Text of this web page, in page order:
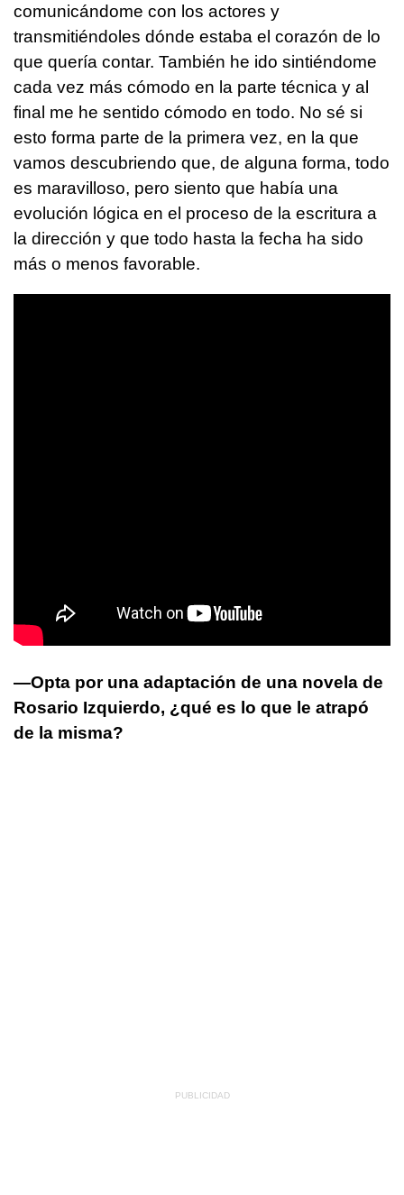
comunicándome con los actores y
transmitiéndoles dónde estaba el corazón de lo
que quería contar. También he ido sintiéndome
cada vez más cómodo en la parte técnica y al
final me he sentido cómodo en todo. No sé si
esto forma parte de la primera vez, en la que
vamos descubriendo que, de alguna forma, todo
es maravilloso, pero siento que había una
evolución lógica en el proceso de la escritura a
la dirección y que todo hasta la fecha ha sido
más o menos favorable.
—Opta por una adaptación de una novela de
Rosario Izquierdo, ¿qué es lo que le atrapó
de la misma?